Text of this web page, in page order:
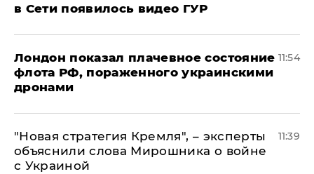
в Сети появилось видео ГУР
Лондон показал плачевное состояние
флота РФ, пораженного украинскими
дронами
11:54
"Новая стратегия Кремля", – эксперты
объяснили слова Мирошника о войне
с Украиной
11:39